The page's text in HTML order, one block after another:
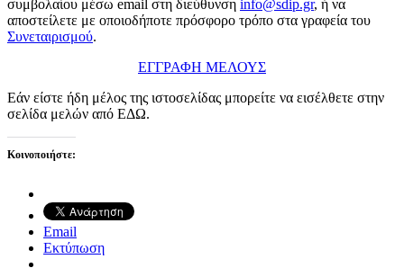
συμβολαίου μέσω email στη διεύθυνση info@sdip.gr, ή να
αποστείλετε με οποιοδήποτε πρόσφορο τρόπο στα γραφεία του
Συνεταιρισμού.
ΕΓΓΡΑΦΗ ΜΕΛΟΥΣ
Εάν είστε ήδη μέλος της ιστοσελίδας μπορείτε να εισέλθετε στην
σελίδα μελών από ΕΔΩ.
Κοινοποιήστε:
Email
Εκτύπωση